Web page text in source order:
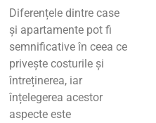
Diferențele dintre case
și apartamente pot fi
semnificative în ceea ce
privește costurile și
întreținerea, iar
înțelegerea acestor
aspecte este